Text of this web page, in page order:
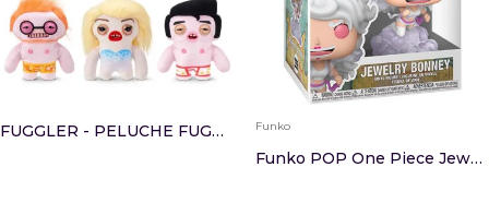
FUGGLER - PELUCHE FUGGLER FUGG STARS 23 CM X12 Funko
Funko POP One Piece Jewelry Bonney